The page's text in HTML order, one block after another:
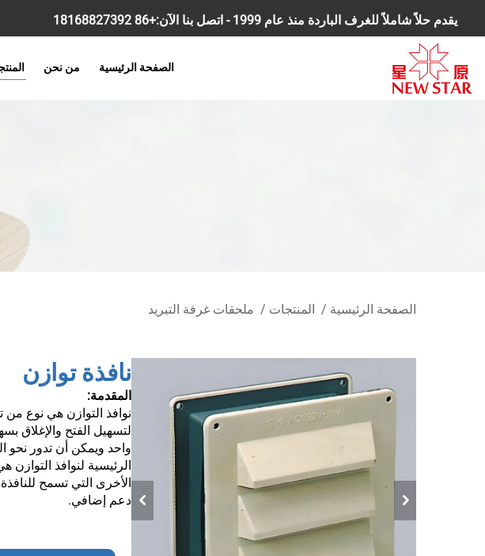
يقدم حلاً شاملاً للغرف الباردة منذ عام 1999 - اتصل بنا الآن: +86 18168827392
الصفحة الرئيسية من نحن
الصفحة الرئيسية / المنتجات / ملحقات غرفة التبريد
نافذة توازن
المقدمة:
نوافذ التوازن هي نوع من
لتسهيل الفتح والإغلاق
واحد ويمكن أن تدور نحو
الرئيسية لنوافذ التوازن
الأخرى التي تسمح
دعم إضافي.